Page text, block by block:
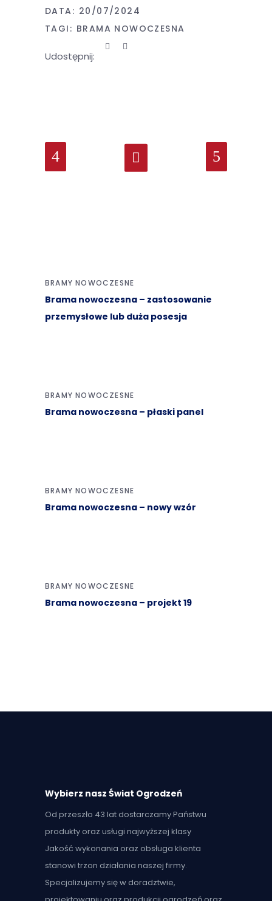
DATA: 20/07/2024
TAGI: BRAMA NOWOCZESNA
Udostępnij:
BRAMY NOWOCZESNE
Brama nowoczesna – zastosowanie
przemysłowe lub duża posesja
BRAMY NOWOCZESNE
Brama nowoczesna – płaski panel
BRAMY NOWOCZESNE
Brama nowoczesna – nowy wzór
BRAMY NOWOCZESNE
Brama nowoczesna – projekt 19
Wybierz nasz Świat Ogrodzeń
Od przeszło 43 lat dostarczamy Państwu
produkty oraz usługi najwyższej klasy
Jakość wykonania oraz obsługa klienta
stanowi trzon działania naszej firmy.
Specjalizujemy się w doradztwie,